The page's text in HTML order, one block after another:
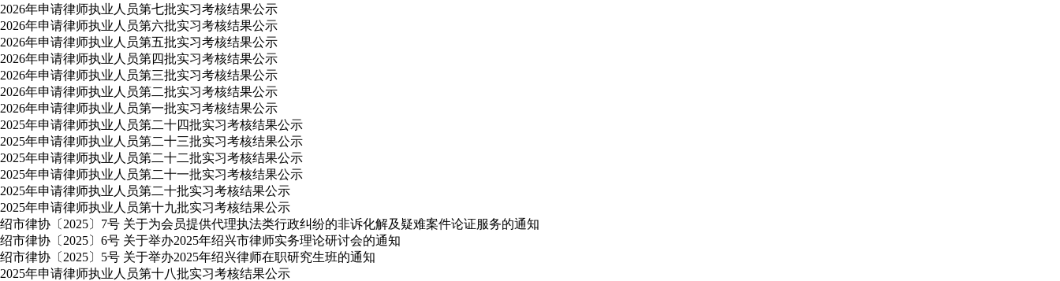
2026年申请律师执业人员第七批实习考核结果公示
2026年申请律师执业人员第六批实习考核结果公示
2026年申请律师执业人员第五批实习考核结果公示
2026年申请律师执业人员第四批实习考核结果公示
2026年申请律师执业人员第三批实习考核结果公示
2026年申请律师执业人员第二批实习考核结果公示
2026年申请律师执业人员第一批实习考核结果公示
2025年申请律师执业人员第二十四批实习考核结果公示
2025年申请律师执业人员第二十三批实习考核结果公示
2025年申请律师执业人员第二十二批实习考核结果公示
2025年申请律师执业人员第二十一批实习考核结果公示
2025年申请律师执业人员第二十批实习考核结果公示
2025年申请律师执业人员第十九批实习考核结果公示
绍市律协〔2025〕7号 关于为会员提供代理执法类行政纠纷的非诉化解及疑难案件论证服务的通知
绍市律协〔2025〕6号 关于举办2025年绍兴市律师实务理论研讨会的通知
绍市律协〔2025〕5号 关于举办2025年绍兴律师在职研究生班的通知
2025年申请律师执业人员第十八批实习考核结果公示